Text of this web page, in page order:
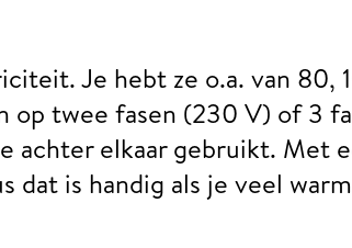
Je hebt ze o.a. van 80,
op twee fasen (230 V) of 3
achter elkaar gebruikt. Met
dat is handig als je veel warm